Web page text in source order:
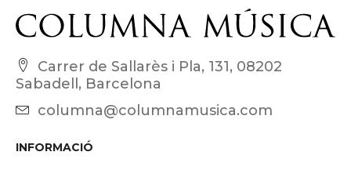
Carrer de Sallarès i Pla, 131, 08202
Sabadell, Barcelona
columna@columnamusica.com
INFORMACIÓ